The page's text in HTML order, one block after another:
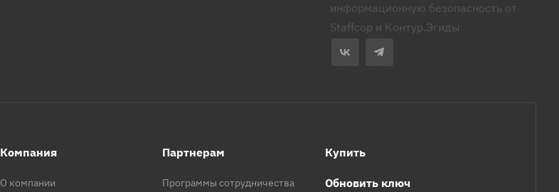
информационную безопасность от
Staffcop и Контур.Эгиды
Компания
О компании
Партнерам
Программы сотрудничества
Купить
Обновить ключ